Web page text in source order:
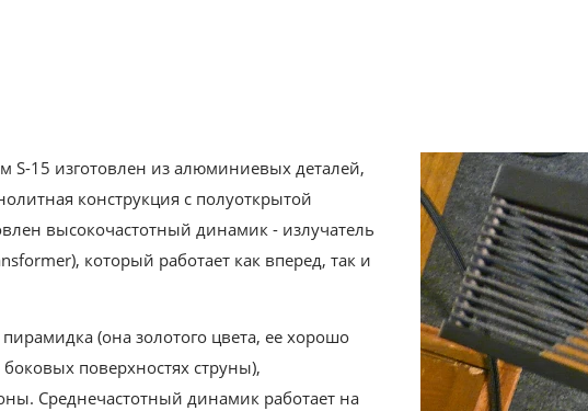
S-15 изготовлен из алюминиевых деталей,
конструкция с полуоткрытой
высокочастотный динамик - излучатель
который работает как вперед, так и
(она золотого цвета, ее хорошо
поверхностях струны),
Среднечастотный динамик работает на